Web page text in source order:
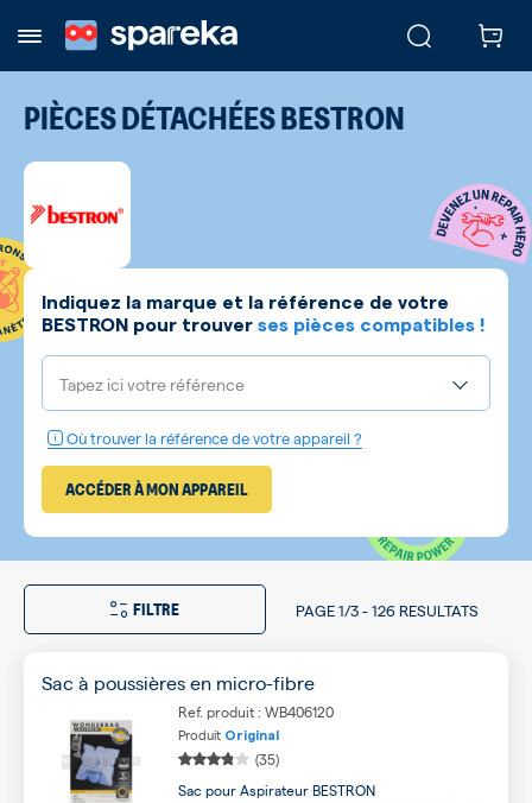
PIÈCES DÉTACHÉESBESTRON
Indiquez la marque et la référence de votre
BESTRON pour trouver ses pièces compatibles !
Tapez ici votre référence
Où trouver la référence de votre appareil ?
ACCÉDER À MON APPAREIL
FILTRE PAGE1/3-126 RESULTATS
Sac à poussières en micro-fibre
Ref. produit : WB406120
Produit Original
(35)
Sac pour Aspirateur BESTRON